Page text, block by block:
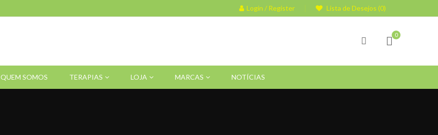
Login / Register Lista de Desejos (0)
0
QUEM SOMOS TERAPIAS LOJA MARCAS NOTÍCIAS